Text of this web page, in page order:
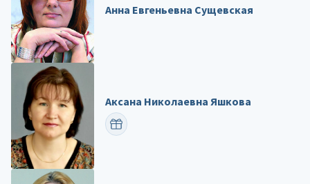
Анна Евгеньевна Сущевская
Аксана Николаевна Яшкова
ПОЗДРАВИТЬ